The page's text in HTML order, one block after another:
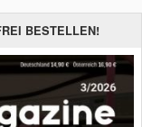
BESTELLEN!